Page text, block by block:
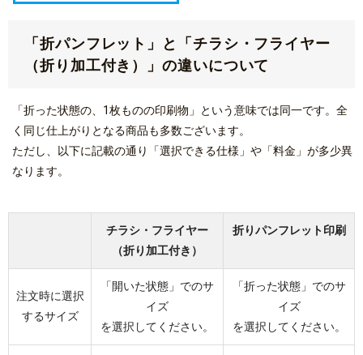
「折パンフレット」と「チラシ・フライヤー
（折り加工付き）」の違いについて
「折った状態の、1枚ものの印刷物 」という意味では同一です。全
く同じ仕上がりとなる商品も多数ございます。
ただし、以下に記載の通り「選択できる仕様」や「料金」が多少異
なります。
チラシ・フライヤー
（折り加工付き）
折りパンフレット印刷
注文時に選択
するサイズ
「開いた状態」でのサ
イズ
を選択してください。
「折った状態」でのサ
イズ
を選択してください。